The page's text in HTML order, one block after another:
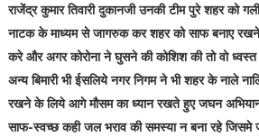
राजेंद्र कुमार तिवारी दुकानजी उनकी टीम पुरे शहर को
नाटक के माध्यम से जागरुक कर शहर को साफ बनाए
करे और अगर कोरोना ने घुसने की कोशिश की तो वो
अन्य बिमारी भी ईसलिये नगर निगम ने भी शहर के नाले
रखने के लिये आगे मौसम का ध्यान रखते हुए जघन
साफ-स्वच्छ कही जल भराव की समस्या न बना रहे जिसमे